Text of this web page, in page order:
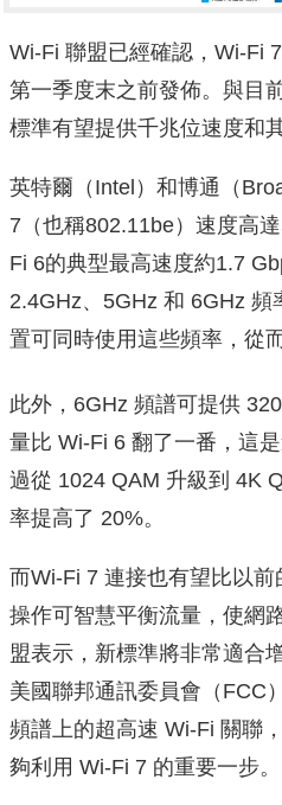
Wi-Fi 聯盟已經確認，Wi-Fi
第一季度末之前發佈。與目
標準有望提供千兆位速度和
英特爾（Intel）和博通（
7（也稱802.11be）速度高
Fi 6的典型最高速度約1.7
2.4GHz、5GHz 和 6GHz 頻
置可同時使用這些頻率，從
此外，6GHz 頻譜可提供
量比 Wi-Fi 6 翻了一番，這
過從 1024 QAM 升級到 4K
率提高了 20%。
而Wi-Fi 7 連接也有望比以
操作可智慧平衡流量，使網
盟表示，新標準將非常適合
美國聯邦通訊委員會（FCC
頻譜上的超高速 Wi-Fi 關聯
夠利用 Wi-Fi 7 的重要一步。